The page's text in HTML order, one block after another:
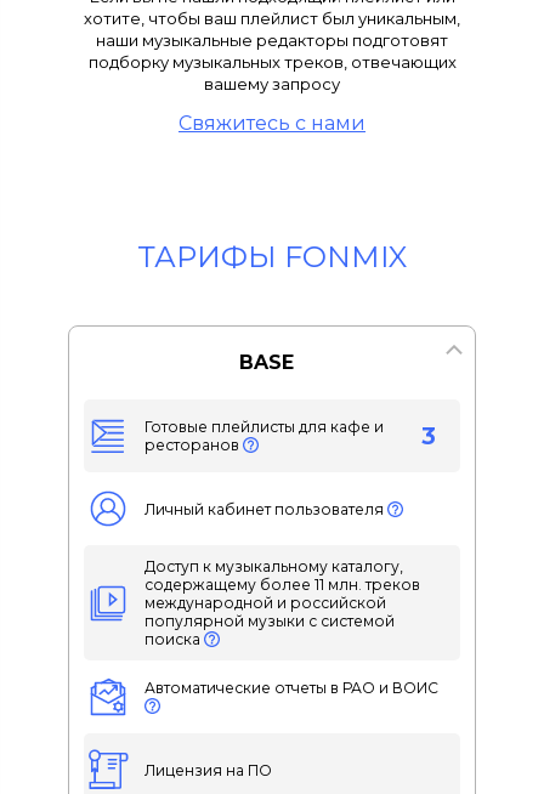
хотите, чтобы ваш плейлист был уникальным,
наши музыкальные редакторы подготовят
подборку музыкальных треков, отвечающих
вашему запросу
Свяжитесь с нами
ТАРИФЫ FONMIX
BASE
Готовые плейлисты для кафе и
ресторанов
3
Личный кабинет пользователя
Доступ к музыкальному каталогу,
содержащему более 11 млн. треков
международной и российской
популярной музыки с системой
поиска
Автоматические отчеты в РАО и ВОИС
Лицензия на ПО